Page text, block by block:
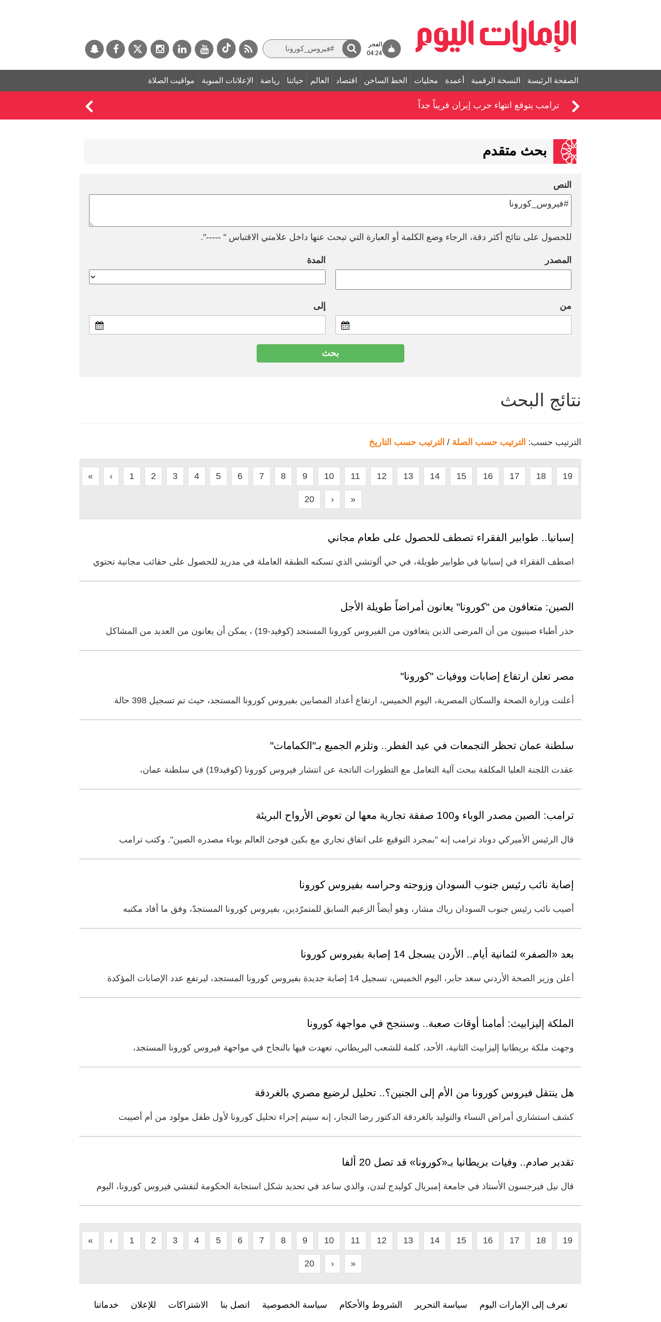
الفجر
04:24
الصفحة الرئيسة النسخة الرقمية أعمدة محليات الخط الساخن اقتصاد العالم حياتنا رياضة الإعلانات المبوبة مواقيت الصلاة
ترامب يتوقع انتهاء حرب إيران قريباً جداً
بحث متقدم
النص
للحصول على نتائج أكثر دقة، الرجاء وضع الكلمة أو العبارة التي تبحث عنها داخل علامتي الاقتباس " -----".
المصدر المدة
من إلى
نتائج البحث
الترتيب حسب: الترتيب حسب الصلة / الترتيب حسب التاريخ
« ‹ 1 2 3 4 5 6 7 8 9 10 11 12 13 14 15 16 17 18 19
20 › »
إسبانيا.. طوابير الفقراء تصطف للحصول على طعام مجاني
اصطف الفقراء في إسبانيا في طوابير طويلة، في حي ألوتشي الذي تسكنه الطبقة العاملة في مدريد للحصول على حقائب مجانية تحتوي
الصين: متعافون من "كورونا" يعانون أمراضاً طويلة الأجل
حذر أطباء صينيون من أن المرضى الذين يتعافون من الفيروس كورونا المستجد (كوفيد-19) ، يمكن أن يعانون من العديد من المشاكل
مصر تعلن ارتفاع إصابات ووفيات "كورونا"
أعلنت وزارة الصحة والسكان المصرية، اليوم الخميس، ارتفاع أعداد المصابين بفيروس كورونا المستجد، حيث تم تسجيل 398 حالة
سلطنة عمان تحظر التجمعات في عيد الفطر.. وتلزم الجميع بـ"الكمامات"
عقدت اللجنة العليا المكلفة ببحث آلية التعامل مع التطورات الناتجة عن انتشار فيروس كورونا (كوفيد19) في سلطنة عمان،
ترامب: الصين مصدر الوباء و100 صفقة تجارية معها لن تعوض الأرواح البريئة
قال الرئيس الأميركي دوناد ترامب إنه "بمجرد التوقيع على اتفاق تجاري مع بكين فوجئ العالم بوباء مصدره الصين". وكتب ترامب
إصابة نائب رئيس جنوب السودان وزوجته وحراسه بفيروس كورونا
أصيب نائب رئيس جنوب السودان رياك مشار، وهو أيضاً الزعيم السابق للمتمرّدين، بفيروس كورونا المستجدّ، وفق ما أفاد مكتبه
بعد «الصفر» لثمانية أيام.. الأردن يسجل 14 إصابة بفيروس كورونا
أعلن وزير الصحة الأردني سعد جابر، اليوم الخميس، تسجيل 14 إصابة جديدة بفيروس كورونا المستجد، ليرتفع عدد الإصابات المؤكدة
الملكة إليزابيث: أمامنا أوقات صعبة.. وسننجح في مواجهة كورونا
وجهت ملكة بريطانيا إليزابيث الثانية، الأحد، كلمة للشعب البريطاني، تعهدت فيها بالنجاح في مواجهة فيروس كورونا المستجد،
هل ينتقل فيروس كورونا من الأم إلى الجنين؟.. تحليل لرضيع مصري بالغردقة
كشف استشاري أمراض النساء والتوليد بالغردقة الدكتور رضا النجار، إنه سيتم إجراء تحليل كورونا لأول طفل مولود من أم أصيبت
تقدير صادم.. وفيات بريطانيا بـ«كورونا» قد تصل 20 ألفا
قال نيل فيرجسون الأستاذ في جامعة إمبريال كوليدج لندن، والذي ساعد في تحديد شكل استجابة الحكومة لتفشي فيروس كورونا، اليوم
« ‹ 1 2 3 4 5 6 7 8 9 10 11 12 13 14 15 16 17 18 19
20 › »
تعرف إلى الإمارات اليوم سياسة التحرير الشروط والأحكام سياسة الخصوصية اتصل بنا الاشتراكات للإعلان خدماتنا